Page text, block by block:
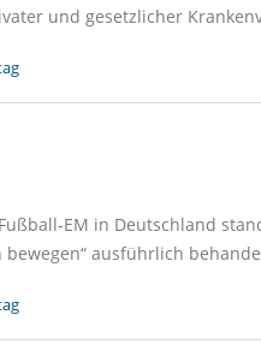
und gesetzlicher
EM in Deutschland
bewegen“ ausführlich